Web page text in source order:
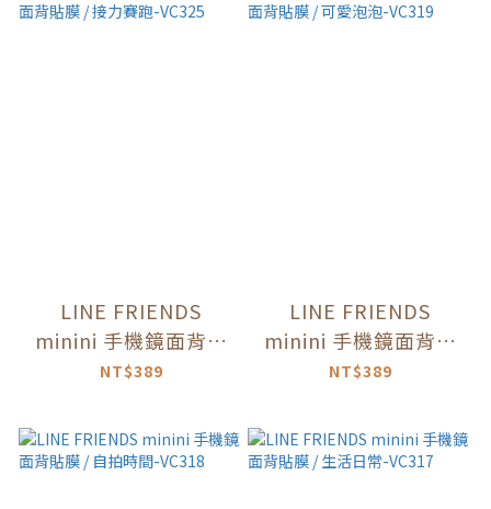
LINE FRIENDS
minini 手機鏡面背貼
膜 / 接力賽跑-VC325
NT$389
LINE FRIENDS
minini 手機鏡面背貼
膜 / 可愛泡泡-VC319
NT$389